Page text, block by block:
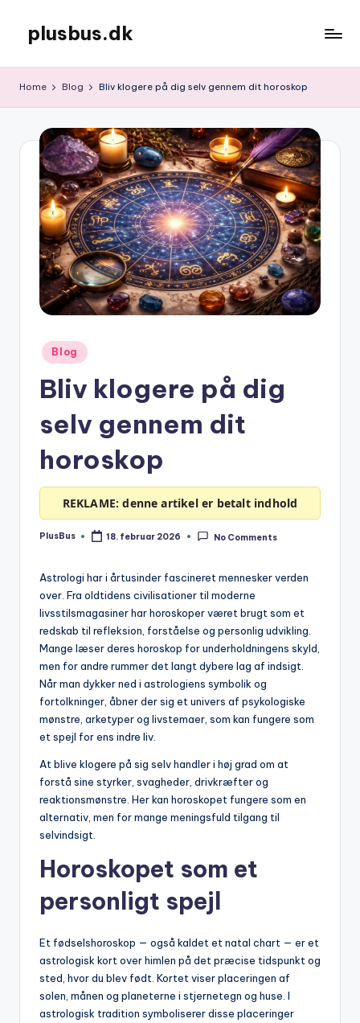
content
plusbus.dk
Home Blog Bliv klogere på dig selv gennem dit horoskop
Posted
in
Blog
Bliv klogere på dig
selv gennem dit
horoskop
REKLAME: denne artikel er betalt indhold
Posted
PlusBus 18. februar 2026 No Comments
Astrologi har i årtusinder fascineret mennesker verden
over. Fra oldtidens civilisationer til moderne
livsstilsmagasiner har horoskoper været brugt som et
redskab til refleksion, forståelse og personlig udvikling.
Mange læser deres horoskop for underholdningens skyld,
men for andre rummer det langt dybere lag af indsigt.
Når man dykker ned i astrologiens symbolik og
fortolkninger, åbner der sig et univers af psykologiske
mønstre, arketyper og livstemaer, som kan fungere som
et spejl for ens indre liv.
At blive klogere på sig selv handler i høj grad om at
forstå sine styrker, svagheder, drivkræfter og
reaktionsmønstre. Her kan horoskopet fungere som en
alternativ, men for mange meningsfuld tilgang til
selvindsigt.
Horoskopet som et
personligt spejl
Et fødselshoroskop — også kaldet et natal chart — er et
astrologisk kort over himlen på det præcise tidspunkt og
sted, hvor du blev født. Kortet viser placeringen af
solen, månen og planeterne i stjernetegn og huse. I
astrologisk tradition symboliserer disse placeringer